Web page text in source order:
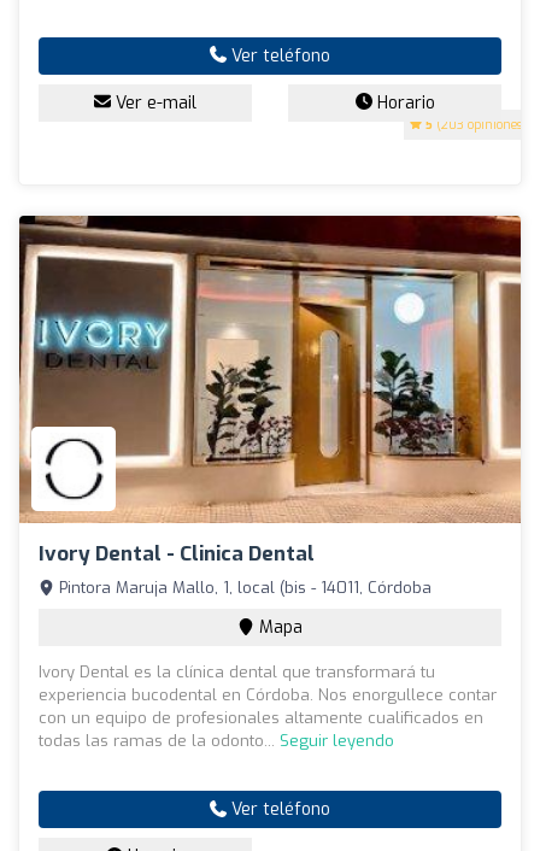
5 (203 opiniones)
Ver teléfono
Ver e-mail Horario
Ivory Dental - Clinica Dental
Pintora Maruja Mallo, 1, local (bis - 14011, Córdoba
Mapa
Ivory Dental es la clínica dental que transformará tu
experiencia bucodental en Córdoba. Nos enorgullece contar
con un equipo de profesionales altamente cualificados en
todas las ramas de la odonto... Seguir leyendo
Ver teléfono